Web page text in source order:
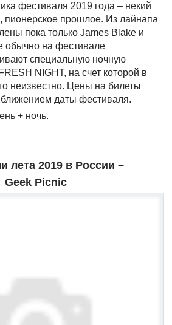
фестиваля 2019 года – некий
пионерское прошлое. Из лайнапа
пока только James Blake и
обычно на фестивале
специальную ночную
NIGHT, на счет которой в
неизвестно. Цены на билеты
даты фестиваля.
+ ночь.
лета 2019 в России –
Geek Picnic